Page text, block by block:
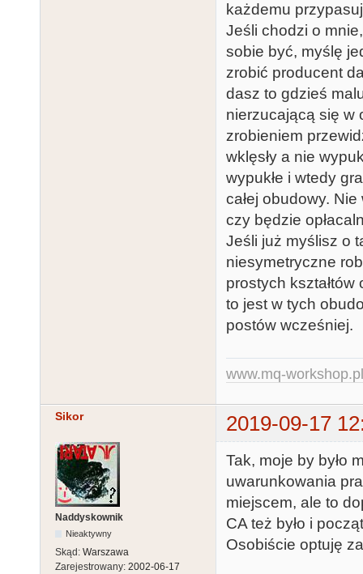
każdemu
Jeśli chodzi o
sobie być, myślę
zrobić producent
dasz to gdzieś
nierzucającą się w
zrobieniem
wklęsły a nie
wypukłe i wtedy
całej obudowy.
czy będzie
Jeśli już myślisz o
niesymetryczne
prostych kształtów
to jest w tych
postów wcześniej.
www.mq-workshop.pl
Sikor 2019-09-17
Naddyskownik
Nieaktywny
Skąd: Warszawa
Zarejestrowany: 2002-06-17
Tak, moje by było
uwarunkowania
miejscem, ale to
CA też było i
Osobiście optuję